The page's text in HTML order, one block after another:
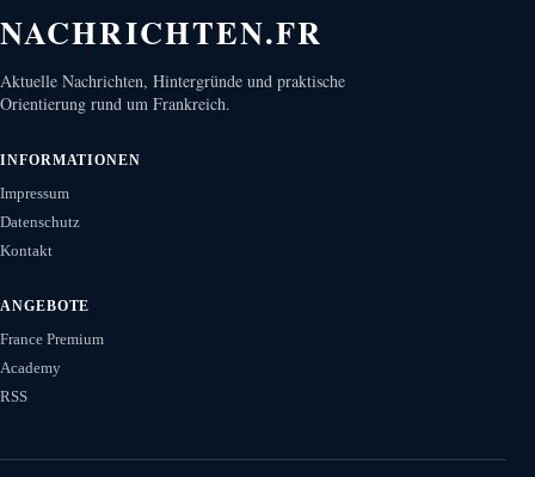
NACHRICHTEN.FR
Aktuelle Nachrichten, Hintergründe und praktische
Orientierung rund um Frankreich.
INFORMATIONEN
Impressum
Datenschutz
Kontakt
ANGEBOTE
France Premium
Academy
RSS